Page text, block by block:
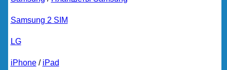
Samsung 2 SIM
LG
iPhone/ iPad